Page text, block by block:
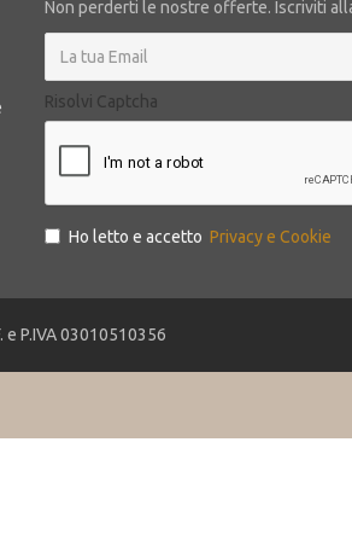
Non perderti le nostre offerte. Iscriviti
Risolvi Captcha
Ho letto e accetto Privacy e Cookie
P.IVA 03010510356